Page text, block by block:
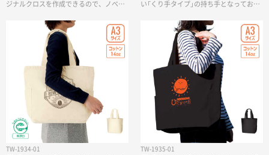
ジナルクロスを作成できるので、ノベル
ただけます。
い「くり手タイプ」の持ち手となってお
が付いているので、折りたたんでコンパ
クトに持ち運ぶことができます。スタン
ダードなフラットタイプのバッグはお買
い物から通勤・通学時のサブバッグまで
幅広く活躍するアイテムです。成約記念
品からライブグッズなど、業種を問わず
ご提案頂けます。
TW-1934-01 TW-1935-01